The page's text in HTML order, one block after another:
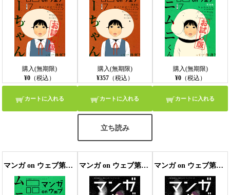
購入(無期限)
¥0 （税込）
カートに入れる
購入(無期限)
¥357（税込）
カートに入れる
立ち読み
購入(無期限)
¥0（税込）
カートに入れる
マンガ on ウェブ第7号 side-B マンガ on ウェブ第8号 side-A 無料お試し版〔雑誌〕 マンガ on ウェブ第8号 side-A